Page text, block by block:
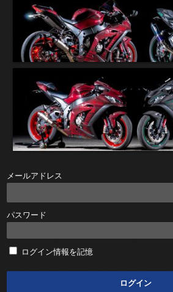
メールアドレス
パスワード
ログイン情報を記憶